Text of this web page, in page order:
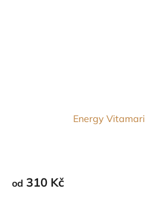
Energy
od 310 Kč